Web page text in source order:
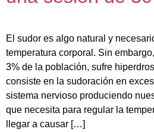
El sudor es algo natural y
temperatura corporal. Sin
3% de la población, sufre
consiste en la sudoración en
sistema nervioso produciendo
que necesita para regular la
llegar a causar […]